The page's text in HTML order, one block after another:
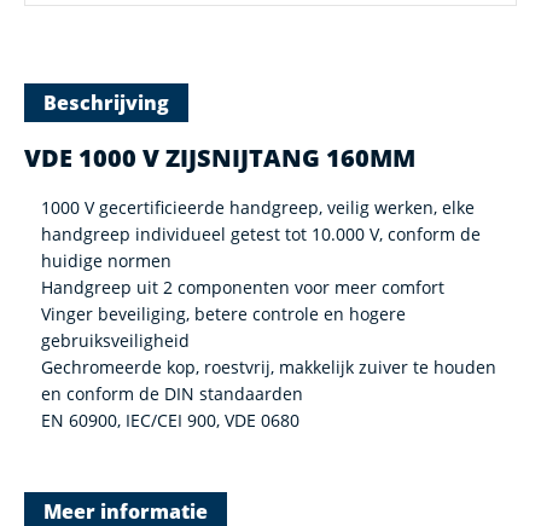
Beschrijving
VDE 1000 V ZIJSNIJTANG 160MM
1000 V gecertificieerde handgreep, veilig werken, elke
handgreep individueel getest tot 10.000 V, conform de
huidige normen
Handgreep uit 2 componenten voor meer comfort
Vinger beveiliging, betere controle en hogere
gebruiksveiligheid
Gechromeerde kop, roestvrij, makkelijk zuiver te houden
en conform de DIN standaarden
EN 60900, IEC/CEI 900, VDE 0680
Meer informatie